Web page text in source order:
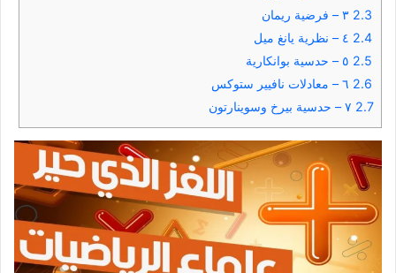
2.3
2.4
2.5
2.6
2.7